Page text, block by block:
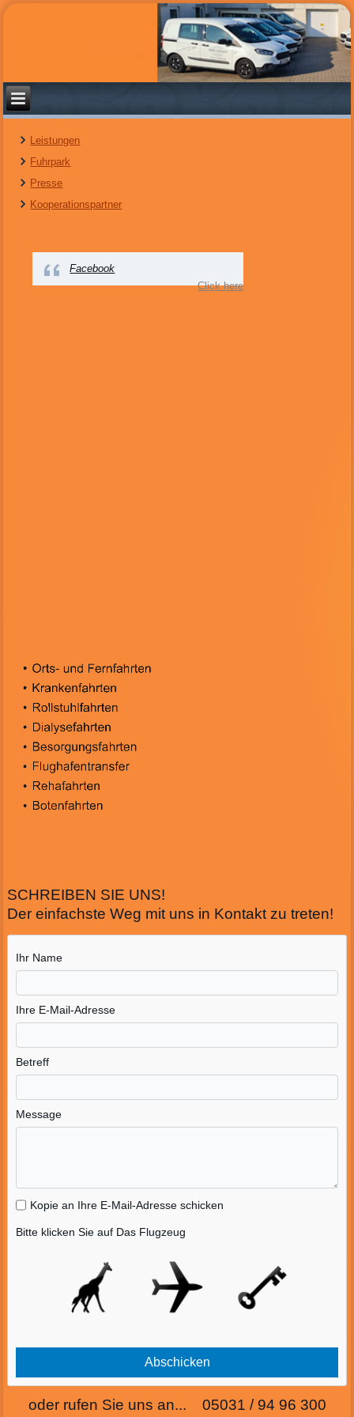
Leistungen
Fuhrpark
Presse
Kooperationspartner
Facebook
Click here
SCHREIBEN SIE UNS!
Der einfachste Weg mit uns in Kontakt zu treten!
Ihr Name
Ihre E-Mail-Adresse
Betreff
Message
Kopie an Ihre E-Mail-Adresse schicken
Bitte klicken Sie auf Das Flugzeug
oder rufen Sie uns an... 05031 / 94 96 300